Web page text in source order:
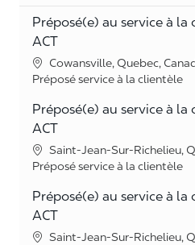
Préposé(e) au service à
ACT
LieuCowansville, Quebec,
Catégorie
Préposé service à la clientèle
Préposé(e) au service à
ACT
LieuSaint-Jean-Sur-Richelieu,
Catégorie
Préposé service à la clientèle
Préposé(e) au service à
ACT
LieuSaint-Jean-Sur-Richelieu,